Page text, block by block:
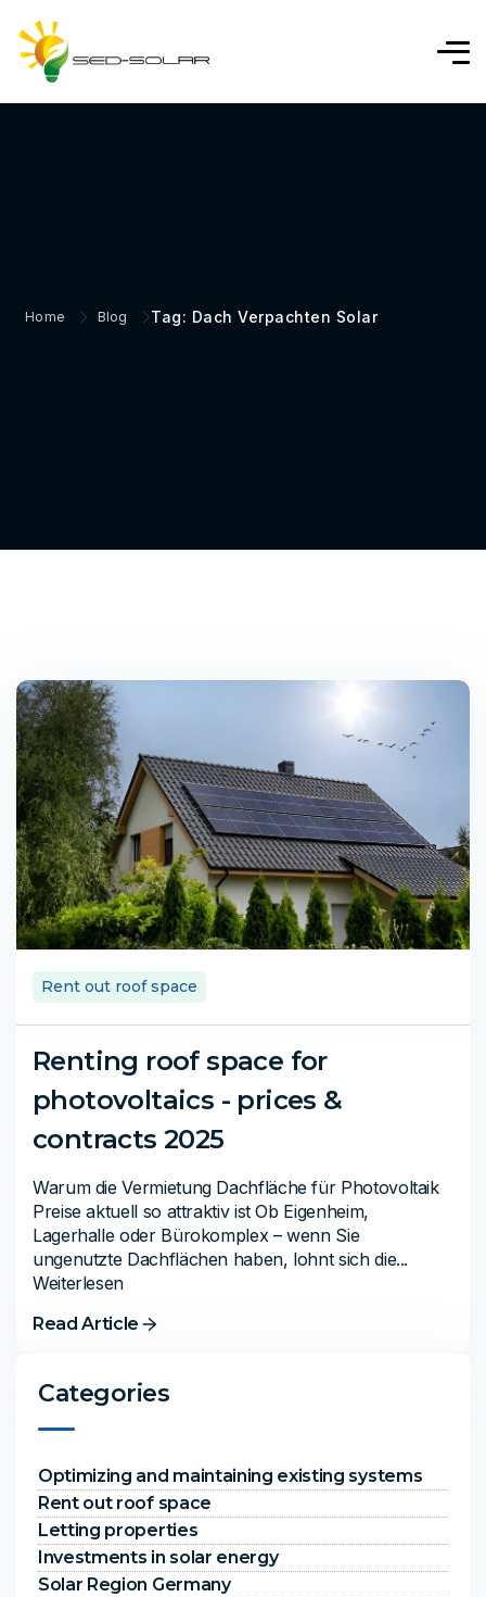
Home Blog Tag: Dach Verpachten Solar
Rent out roof space
Renting roof space for
photovoltaics - prices &
contracts 2025
Warum die Vermietung Dachfläche für Photovoltaik
Preise aktuell so attraktiv ist Ob Eigenheim,
Lagerhalle oder Bürokomplex – wenn Sie
ungenutzte Dachflächen haben, lohnt sich die...
Weiterlesen
Read Article
Categories
Optimizing and maintaining existing systems
Rent out roof space
Letting properties
Investments in solar energy
Solar Region Germany